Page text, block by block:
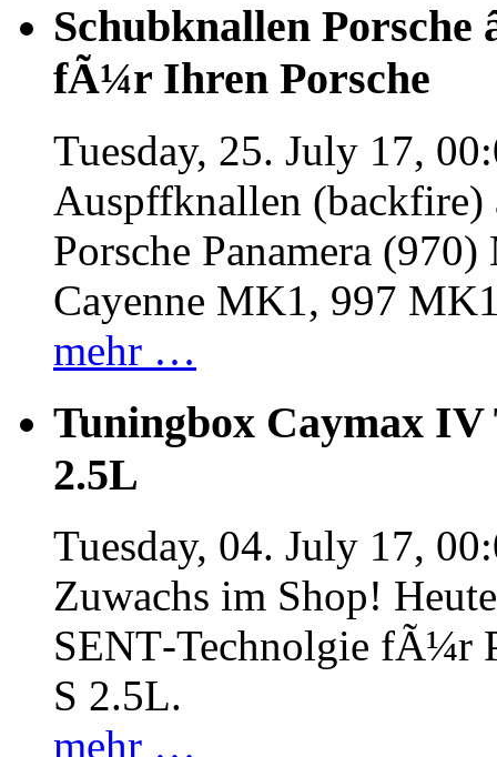
Schubknallen Porsche
fÃ¼r Ihren Porsche
Tuesday, 25. July 17,
Auspffknallen
Porsche Panamera
Cayenne MK1, 997
mehr …
Tuningbox Caymax IV
2.5L
Tuesday, 04. July 17,
Zuwachs im Shop!
SENT‐Technolgie fÃ¼r
S 2.5L.
mehr …